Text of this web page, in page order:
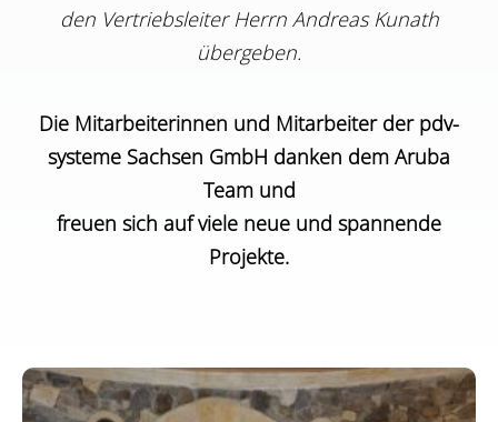
den Vertriebsleiter Herrn Andreas Kunath
übergeben.
Die Mitarbeiterinnen und Mitarbeiter der pdv-
systeme Sachsen GmbH danken dem Aruba
Team und
freuen sich auf viele neue und spannende
Projekte.